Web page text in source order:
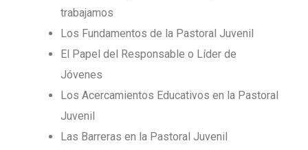
trabajamos
Los Fundamentos de la Pastoral Juvenil
El Papel del Responsable o Líder de
Jóvenes
Los Acercamientos Educativos en la Pastoral
Juvenil
Las Barreras en la Pastoral Juvenil